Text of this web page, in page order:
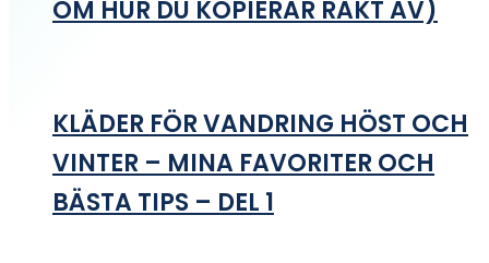
OM HUR DU KOPIERAR RAKT AV)
KLÄDER FÖR VANDRING HÖST OCH
VINTER – MINA FAVORITER OCH
BÄSTA TIPS – DEL 1